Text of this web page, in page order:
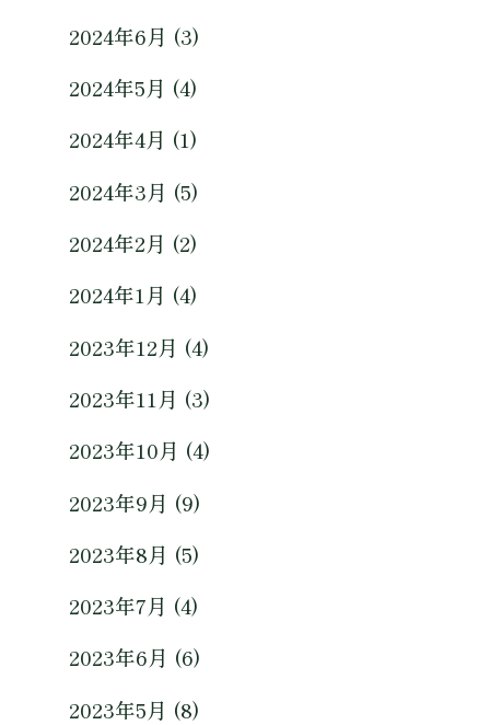
2024年6月 (3)
2024年5月 (4)
2024年4月 (1)
2024年3月 (5)
2024年2月 (2)
2024年1月 (4)
2023年12月 (4)
2023年11月 (3)
2023年10月 (4)
2023年9月 (9)
2023年8月 (5)
2023年7月 (4)
2023年6月 (6)
2023年5月 (8)